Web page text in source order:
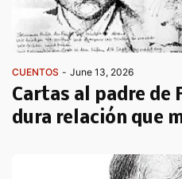
CUENTOS - June 13, 2026
Cartas al padre de
dura relación que